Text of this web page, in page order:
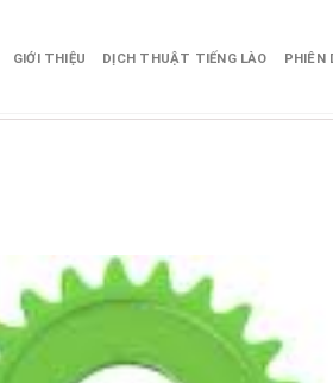
GIỚI THIỆU DỊCH THUẬT TIẾNG LÀO PHIÊN